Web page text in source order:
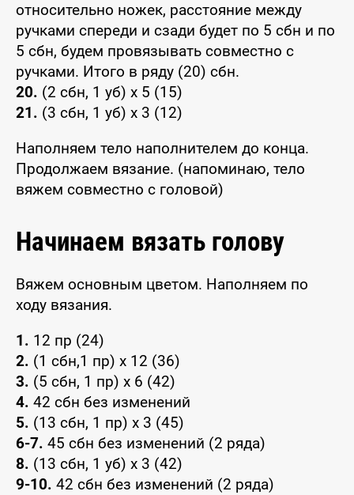
относительно ножек, расстояние между
ручками спереди и сзади будет по 5 сбн и по
5 сбн, будем провязывать совместно с
ручками. Итого в ряду (20) сбн.
20. (2 сбн, 1 уб) x 5 (15)
21. (3 сбн, 1 уб) x 3 (12)
Наполняем тело наполнителем до конца.
Продолжаем вязание. (напоминаю, тело
вяжем совместно с головой)
Начинаем вязать голову
Вяжем основным цветом. Наполняем по
ходу вязания.
1. 12 пр (24)
2. (1 сбн,1 пр) x 12 (36)
3. (5 сбн, 1 пр) x 6 (42)
4. 42 сбн без изменений
5. (13 сбн, 1 пр) x 3 (45)
6-7. 45 сбн без изменений (2 ряда)
8. (13 сбн, 1 уб) x 3 (42)
9-10. 42 сбн без изменений (2 ряда)